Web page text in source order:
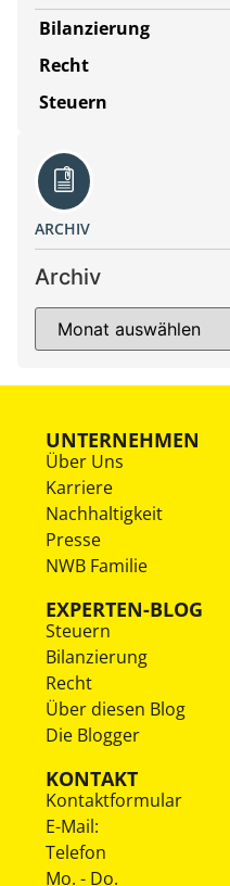
Bilanzierung
Recht
Steuern
ARCHIV
Archiv
UNTERNEHMEN
Über Uns
Karriere
Nachhaltigkeit
Presse
NWB Familie
EXPERTEN-BLOG
Steuern
Bilanzierung
Recht
Über diesen Blog
Die Blogger
KONTAKT
Kontaktformular
E-Mail:
Telefon
Mo. - Do.